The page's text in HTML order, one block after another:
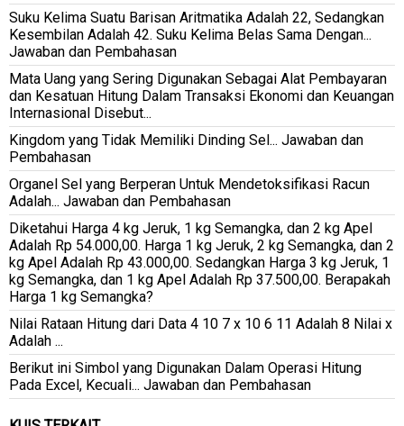
Suku Kelima Suatu Barisan Aritmatika Adalah 22, Sedangkan
Kesembilan Adalah 42. Suku Kelima Belas Sama Dengan...
Jawaban dan Pembahasan
Mata Uang yang Sering Digunakan Sebagai Alat Pembayaran
dan Kesatuan Hitung Dalam Transaksi Ekonomi dan Keuangan
Internasional Disebut...
Kingdom yang Tidak Memiliki Dinding Sel... Jawaban dan
Pembahasan
Organel Sel yang Berperan Untuk Mendetoksifikasi Racun
Adalah... Jawaban dan Pembahasan
Diketahui Harga 4 kg Jeruk, 1 kg Semangka, dan 2 kg Apel
Adalah Rp 54.000,00. Harga 1 kg Jeruk, 2 kg Semangka, dan 2
kg Apel Adalah Rp 43.000,00. Sedangkan Harga 3 kg Jeruk, 1
kg Semangka, dan 1 kg Apel Adalah Rp 37.500,00. Berapakah
Harga 1 kg Semangka?
Nilai Rataan Hitung dari Data 4 10 7 x 10 6 11 Adalah 8 Nilai x
Adalah ...
Berikut ini Simbol yang Digunakan Dalam Operasi Hitung
Pada Excel, Kecuali... Jawaban dan Pembahasan